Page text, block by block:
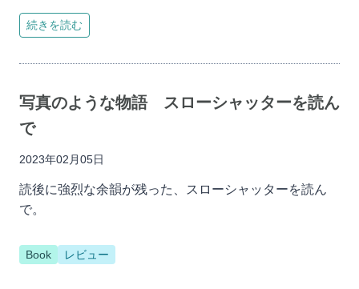
続きを読む
写真のような物語 スローシャッターを読ん
で
2023年02月05日
読後に強烈な余韻が残った、スローシャッターを読ん
で。
Book レビュー